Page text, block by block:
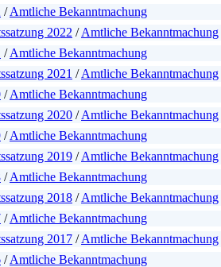
/Amtliche Bekanntmachung
2022 /Amtliche Bekanntmachung
/Amtliche Bekanntmachung
2021 /Amtliche Bekanntmachung
/Amtliche Bekanntmachung
2020 /Amtliche Bekanntmachung
/Amtliche Bekanntmachung
2019 /Amtliche Bekanntmachung
/Amtliche Bekanntmachung
2018 /Amtliche Bekanntmachung
/Amtliche Bekanntmachung
2017 /Amtliche Bekanntmachung
/Amtliche Bekanntmachung